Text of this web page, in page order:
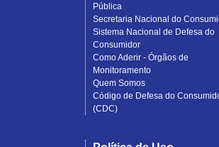
Pública
Secretaria Nacional do
Sistema Nacional de Defesa do
Consumidor
Como Aderir - Órgãos de
Monitoramento
Quem Somos
Código de Defesa do
(CDC)